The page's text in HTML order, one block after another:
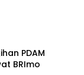
PDAM
BRImo